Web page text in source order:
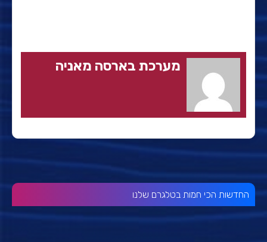
מערכת בארסה מאניה
החדשות הכי חמות בטלגרם שלנו